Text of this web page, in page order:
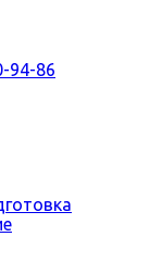
94-86